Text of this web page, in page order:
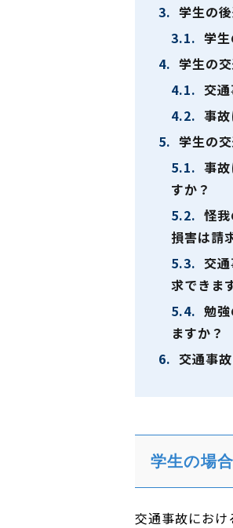
3. 学生の
3.1. 学
4. 学生の
4.1. 交
4.2. 事
5. 学生の
5.1. 事
すか？
5.2. 怪
損害は請
5.3. 交
求できま
5.4. 勉
ますか？
6. 交通事
学生の場
交通事故にお